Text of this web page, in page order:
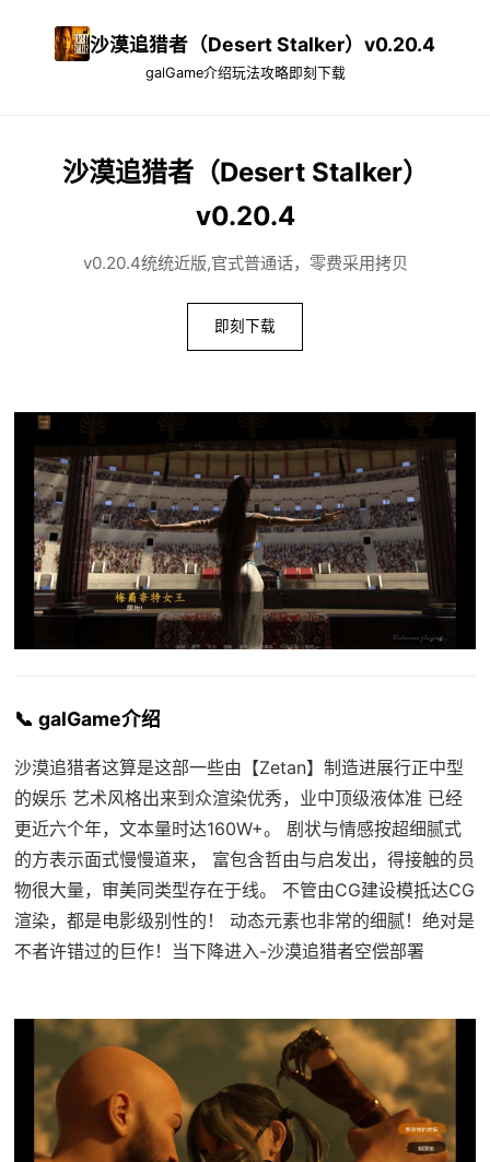
沙漠追猎者（Desert Stalker）v0.20.4
galGame介绍玩法攻略即刻下载
沙漠追猎者（Desert Stalker）
v0.20.4
v0.20.4统统近版,官式普通话，零费采用拷贝
即刻下载
📞 galGame介绍
沙漠追猎者这算是这部一些由【Zetan】制造进展行正中型
的娱乐 艺术风格出来到众渲染优秀，业中顶级液体准 已经
更近六个年，文本量时达160W+。 剧状与情感按超细腻式
的方表示面式慢慢道来， 富包含哲由与启发出，得接触的员
物很大量，审美同类型存在于线。 不管由CG建设模抵达CG
渲染，都是电影级别性的！ 动态元素也非常的细腻！绝对是
不者许错过的巨作！当下降进入-沙漠追猎者空偿部署